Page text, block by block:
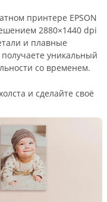
принтере EPSON
2880×1440 dpi
и плавные
уникальный
со временем.
и сделайте своё